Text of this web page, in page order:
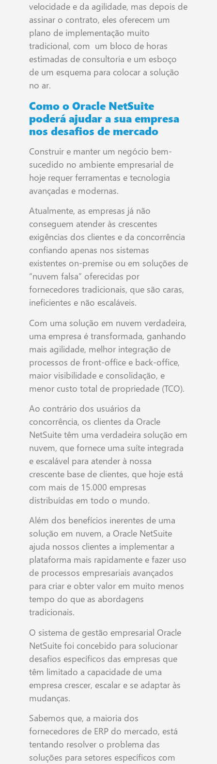
velocidade e da agilidade, mas depois de
assinar o contrato, eles oferecem um
plano de implementação muito
tradicional, com um bloco de horas
estimadas de consultoria e um esboço
de um esquema para colocar a solução
no ar.
Como o Oracle NetSuite
poderá ajudar a sua empresa
nos desafios de mercado
Construir e manter um negócio bem-
sucedido no ambiente empresarial de
hoje requer ferramentas e tecnologia
avançadas e modernas.
Atualmente, as empresas já não
conseguem atender às crescentes
exigências dos clientes e da concorrência
confiando apenas nos sistemas
existentes on-premise ou em soluções de
“nuvem falsa” oferecidas por
fornecedores tradicionais, que são caras,
ineficientes e não escaláveis.
Com uma solução em nuvem verdadeira,
uma empresa é transformada, ganhando
mais agilidade, melhor integração de
processos de front-office e back-office,
maior visibilidade e consolidação, e
menor custo total de propriedade (TCO).
Ao contrário dos usuários da
concorrência, os clientes da Oracle
NetSuite têm uma verdadeira solução em
nuvem, que fornece uma suíte integrada
e escalável para atender à nossa
crescente base de clientes, que hoje está
com mais de 15.000 empresas
distribuídas em todo o mundo.
Além dos benefícios inerentes de uma
solução em nuvem, a Oracle NetSuite
ajuda nossos clientes a implementar a
plataforma mais rapidamente e fazer uso
de processos empresariais avançados
para criar e obter valor em muito menos
tempo do que as abordagens
tradicionais.
O sistema de gestão empresarial Oracle
NetSuite foi concebido para solucionar
desafios específicos das empresas que
têm limitado a capacidade de uma
empresa crescer, escalar e se adaptar às
mudanças.
Sabemos que, a maioria dos
fornecedores de ERP do mercado, está
tentando resolver o problema das
soluções para setores específicos com